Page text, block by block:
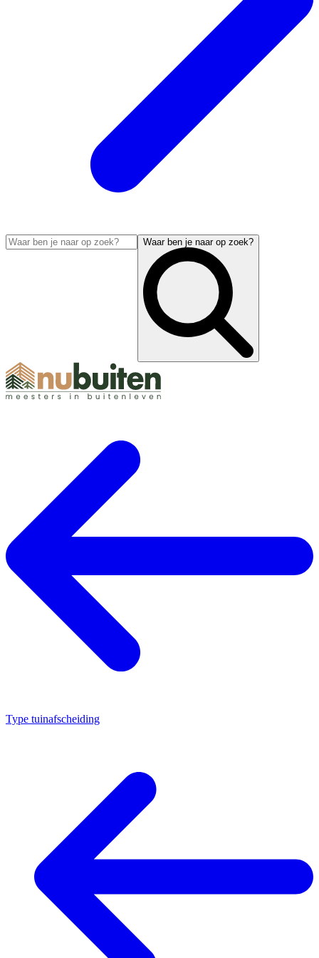
Waar ben je naar op zoek?
Type tuinafscheiding